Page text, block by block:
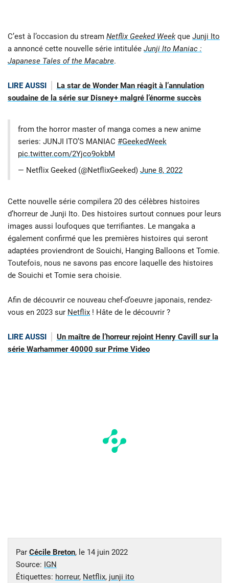
C’est à l’occasion du stream Netflix Geeked Weekque Junji Ito
a annoncé cette nouvelle série intitulée Junji Ito Maniac :
Japanese Tales of the Macabre.
LIRE AUSSI
La star de Wonder Man réagit à l’annulation
soudaine de la série sur Disney+ malgré l’énorme succès
from the horror master of manga comes a new anime
series: JUNJI ITO’S MANIAC #GeekedWeek
pic.twitter.com/2Yjco9okbM
— Netflix Geeked (@NetflixGeeked) June 8, 2022
Cette nouvelle série compilera 20 des célèbres histoires
d’horreur de Junji Ito. Des histoires surtout connues pour leurs
images aussi loufoques que terrifiantes. Le mangaka a
également confirmé que les premières histoires qui seront
adaptées proviendront de Souichi, Hanging Balloons et Tomie.
Toutefois, nous ne savons pas encore laquelle des histoires
de Souichi et Tomie sera choisie.
Afin de découvrir ce nouveau chef-d’oeuvre japonais, rendez-
vous en 2023 sur Netflix ! Hâte de le découvrir ?
LIRE AUSSI
Un maître de l’horreur rejoint Henry Cavill sur la
série Warhammer 40000 sur Prime Video
Par Cécile Breton, le 14 juin 2022
Source: IGN
Étiquettes: horreur, Netflix, junji ito